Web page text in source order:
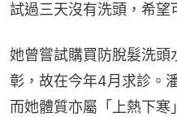
試過三天沒有洗頭，希望
她曾嘗試購買防脫髮洗頭
彰，故在今年4月求診。
而她體質亦屬「上熱下